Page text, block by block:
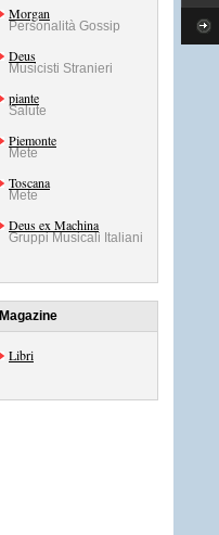
Morgan
Personalità Gossip
Deus
Musicisti Stranieri
piante
Salute
Piemonte
Mete
Toscana
Mete
Deus ex Machina
Gruppi Musicali Italiani
Magazine
Libri